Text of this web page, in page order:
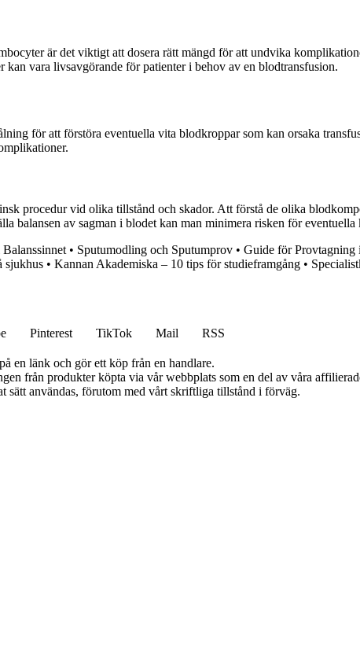
är det viktigt att dosera rätt mängd för att undvika
vara livsavgörande för patienter i behov av en blodtransfusion.
för att förstöra eventuella vita blodkroppar som kan orsaka
procedur vid olika tillstånd och skador. Att förstå de olika
balansen av sagman i blodet kan man minimera risken för
• Sputumodling och Sputumprov • Guide för Provtagning
sjukhus • Kannan Akademiska – 10 tips för studieframgång •
Pinterest TikTok Mail
RSS
en länk och gör ett köp från en handlare.
från produkter köpta via vår webbplats som en del av våra
sätt användas, förutom med vårt skriftliga tillstånd i förväg.